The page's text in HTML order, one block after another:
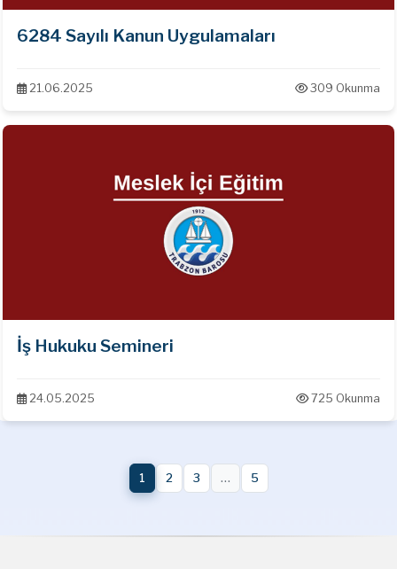
6284 Sayılı Kanun Uygulamaları
21.06.2025 309 Okunma
İş Hukuku Semineri
24.05.2025 725 Okunma
1 2 3 … 5